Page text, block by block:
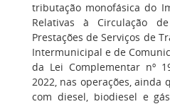
tributação monofásica do
Relativas à Circulação
Prestações de Serviços de
Intermunicipal e de
da Lei Complementar nº
2022, nas operações, ainda
com diesel, biodiesel e